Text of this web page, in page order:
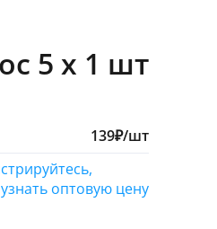
5 х 1 шт
139₽/шт
оптовую цену